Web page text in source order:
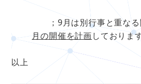
；9月は別行事と重なる
月の開催を計画しております
以上